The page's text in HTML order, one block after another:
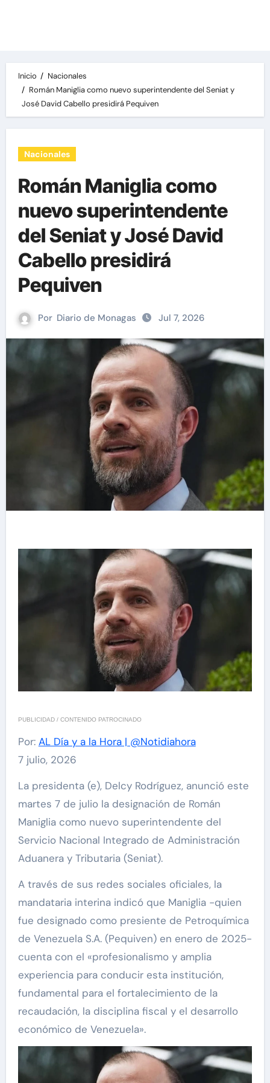
Inicio
Nacionales
Román Maniglia como nuevo superintendente del Seniat y
José David Cabello presidirá Pequiven
Nacionales
Román Maniglia como
nuevo superintendente
del Seniat y José David
Cabello presidirá
Pequiven
Por Diario de Monagas Jul 7, 2026
PUBLICIDAD / CONTENIDO PATROCINADO
Por: AL Día y a la Hora | @Notidiahora
7 julio, 2026
La presidenta (e), Delcy Rodríguez, anunció este
martes 7 de julio la designación de Román
Maniglia como nuevo superintendente del
Servicio Nacional Integrado de Administración
Aduanera y Tributaria (Seniat).
A través de sus redes sociales oficiales, la
mandataria interina indicó que Maniglia -quien
fue designado como presiente de Petroquímica
de Venezuela S.A. (Pequiven) en enero de 2025-
cuenta con el «profesionalismo y amplia
experiencia para conducir esta institución,
fundamental para el fortalecimiento de la
recaudación, la disciplina fiscal y el desarrollo
económico de Venezuela».